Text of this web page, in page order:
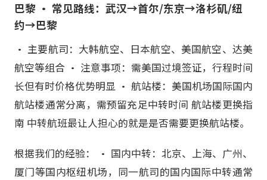
巴黎 • 常见路线：武汉→首尔/东京→洛杉矶/纽
约→巴黎
• 主要航司：大韩航空、日本航空、美国航空、达美
航空等组合 • 注意事项：需美国过境签证，行程时间
长但有时价格优势明显 • 航站楼：美国机场国际国内
航站楼通常分离，需预留充足中转时间 航站楼更换指
南 中转航班最让人担心的就是是否需要更换航站楼。
根据我们的经验： • 国内中转：北京、上海、广州、
厦门等国内枢纽机场，同一航司的国内国际中转通常